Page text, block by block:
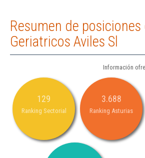
Resumen de
Geriatricos Aviles Sl
Información
129
Ranking Sectorial
3.688
Ranking Asturias